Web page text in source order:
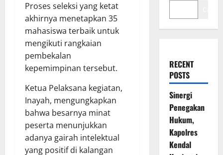
Proses seleksi yang ketat
akhirnya menetapkan 35
mahasiswa terbaik untuk
mengikuti rangkaian
pembekalan
kepemimpinan tersebut.
Ketua Pelaksana kegiatan,
Inayah, mengungkapkan
bahwa besarnya minat
peserta menunjukkan
adanya gairah intelektual
yang positif di kalangan
RECENT
POSTS
Sinergi
Penegakan
Hukum,
Kapolres
Kendal